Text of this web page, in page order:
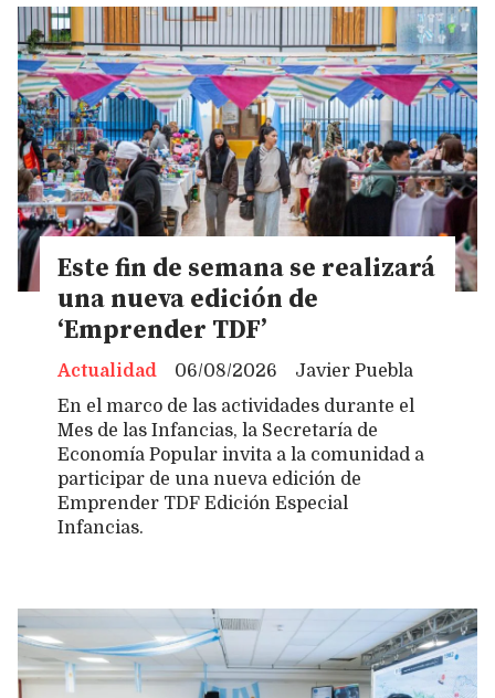
Este fin de semana se realizará
una nueva edición de
‘Emprender TDF’
Javier Puebla
Actualidad
06/08/2026
En el marco de las actividades durante el
Mes de las Infancias, la Secretaría de
Economía Popular invita a la comunidad a
participar de una nueva edición de
Emprender TDF Edición Especial
Infancias.